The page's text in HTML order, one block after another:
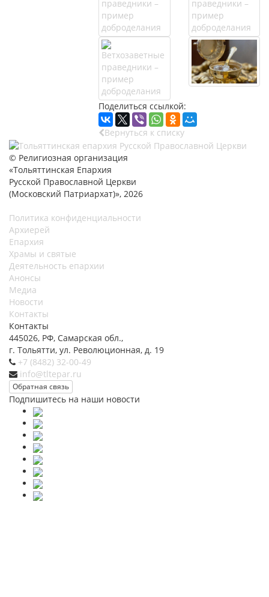
Поделиться ссылкой:
Вернуться к списку
© Религиозная организация
«Тольяттинская Епархия
Русской Православной Церкви
(Московский Патриархат)», 2026
Политика конфиденциальности
Архиерей
Епархия
Храмы и святые
Деятельность епархии
Анонсы
Медиа
Новости
Контакты
Контакты
445026, РФ, Самарская обл.,
г. Тольятти, ул. Революционная, д. 19
+7 (8482) 32-00-49
info@tltepar.ru
Обратная связь
Подпишитесь на наши новости